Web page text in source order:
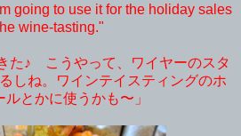
going to use it for the holiday sales
wine-tasting."
た♪ こうやって、ワイヤーのスタ
しね。ワインテイスティングのホ
ルとかに使うかも〜」